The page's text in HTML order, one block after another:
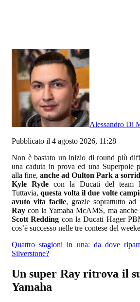
Alessandro Di
Pubblicato il 4 agosto 2026, 11:28
Non è bastato un inizio di round più
una caduta in prova ed una Superpole
alla fine, anche ad Oulton Park a
Kyle Ryde con la Ducati del team
Tuttavia,questa volta il due volte
avuto vita facile, grazie soprattutto ad
Ray con la Yamaha McAMS, ma anche
Scott Redding con la Ducati Hager
cos’è successo nelle tre contese del
Quattro stagioni in una: da dove
Silverstone?
Un super Ray ritrova il
Yamaha